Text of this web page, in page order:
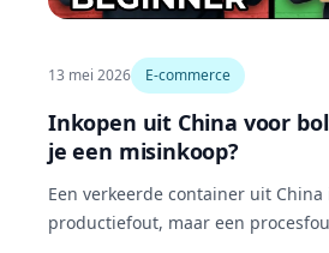
13 mei 2026 E-commerce
Inkopen uit China voor
je een misinkoop?
Een verkeerde container uit
productiefout, maar een